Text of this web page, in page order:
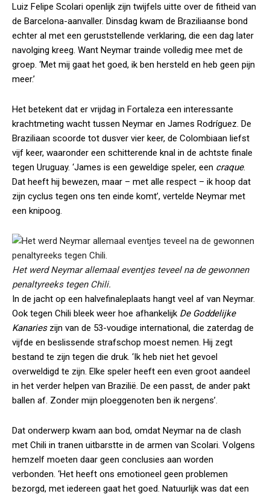
Luiz Felipe Scolari openlijk zijn twijfels uitte over de fitheid van
de Barcelona-aanvaller. Dinsdag kwam de Braziliaanse bond
echter al met een geruststellende verklaring, die een dag later
navolging kreeg. Want Neymar trainde volledig mee met de
groep. ‘Met mij gaat het goed, ik ben hersteld en heb geen pijn
meer.’
Het betekent dat er vrijdag in Fortaleza een interessante
krachtmeting wacht tussen Neymar en James Rodríguez. De
Braziliaan scoorde tot dusver vier keer, de Colombiaan liefst
vijf keer, waaronder een schitterende knal in de achtste finale
tegen Uruguay. ‘James is een geweldige speler, een craque.
Dat heeft hij bewezen, maar – met alle respect – ik hoop dat
zijn cyclus tegen ons ten einde komt’, vertelde Neymar met
een knipoog.
Het werd Neymar allemaal eventjes teveel na de gewonnen
penaltyreeks tegen Chili.
In de jacht op een halvefinaleplaats hangt veel af van Neymar.
Ook tegen Chili bleek weer hoe afhankelijk De Goddelijke
Kanarieszijn van de 53-voudige international, die zaterdag de
vijfde en beslissende strafschop moest nemen. Hij zegt
bestand te zijn tegen die druk. ‘Ik heb niet het gevoel
overweldigd te zijn. Elke speler heeft een even groot aandeel
in het verder helpen van Brazilië. De een passt, de ander pakt
ballen af. Zonder mijn ploeggenoten ben ik nergens’.
Dat onderwerp kwam aan bod, omdat Neymar na de clash
met Chili in tranen uitbarstte in de armen van Scolari. Volgens
hemzelf moeten daar geen conclusies aan worden
verbonden. ‘Het heeft ons emotioneel geen problemen
bezorgd, met iedereen gaat het goed. Natuurlijk was dat een